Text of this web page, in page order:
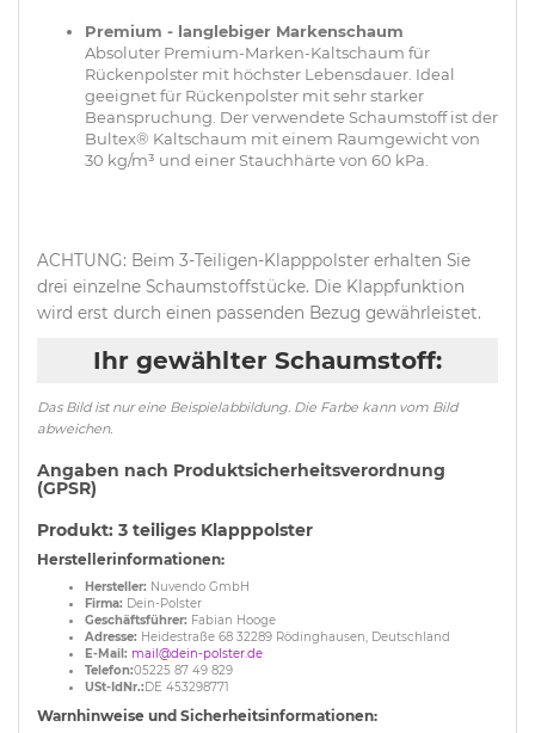
Premium - langlebiger Markenschaum
Absoluter Premium-Marken-Kaltschaum für
Rückenpolster mit höchster Lebensdauer. Ideal
geeignet für Rückenpolster mit sehr starker
Beanspruchung. Der verwendete Schaumstoff ist der
Bultex® Kaltschaum mit einem Raumgewicht von
30 kg/m³ und einer Stauchhärte von 60 kPa.
ACHTUNG: Beim 3-Teiligen-Klapppolster erhalten Sie
drei einzelne Schaumstoffstücke. Die Klappfunktion
wird erst durch einen passenden Bezug gewährleistet.
Ihr gewählter Schaumstoff:
Das Bild ist nur eine Beispielabbildung. Die Farbe kann vom Bild
abweichen.
Angaben nach Produktsicherheitsverordnung
(GPSR)
Produkt: 3 teiliges Klapppolster
Herstellerinformationen:
Hersteller: Nuvendo GmbH
Firma: Dein-Polster
Geschäftsführer: Fabian Hooge
Adresse: Heidestraße 68 32289 Rödinghausen, Deutschland
E-Mail: mail@dein-polster.de
Telefon:05225 87 49 829
USt-IdNr.:DE 453298771
Warnhinweise und Sicherheitsinformationen: